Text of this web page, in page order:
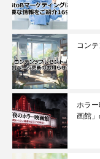
コン
ホラ
画館